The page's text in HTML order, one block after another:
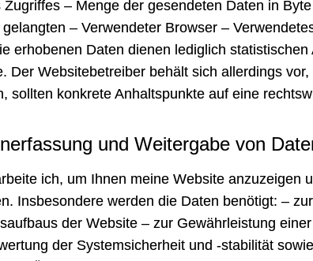
– Menge der gesendeten Daten in
– Verwendeter Browser –
erhobenen Daten dienen lediglich
Der Websitebetreiber behält sich allerdings
sollten konkrete Anhaltspunkte auf eine
und Weitergabe von
ich, um Ihnen meine Website anzuzeigen
Insbesondere werden die Daten benötigt: –
der Website – zur Gewährleistung
der Systemsicherheit und -stabilität